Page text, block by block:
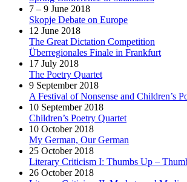
7 – 9 June 2018
Skopje Debate on Europe
12 June 2018
The Great Dictation Competition
Überregionales Finale in Frankfurt
17 July 2018
The Poetry Quartet
9 September 2018
A Festival of Nonsense and Children’s
10 September 2018
Children’s Poetry Quartet
10 October 2018
My German, Our German
25 October 2018
Literary Criticism I: Thumbs Up –
26 October 2018